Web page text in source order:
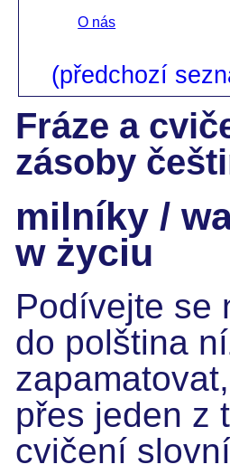
O nás
(předchozí
Fráze a
zásoby
milníky /
w życiu
Podívejte se
do polština
přes jeden z
cvičení